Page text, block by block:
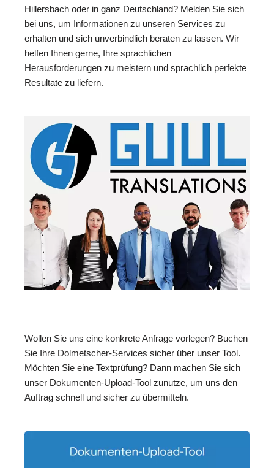
Hillersbach oder in ganz Deutschland? Melden Sie sich
bei uns, um Informationen zu unseren Services zu
erhalten und sich unverbindlich beraten zu lassen. Wir
helfen Ihnen gerne, Ihre sprachlichen
Herausforderungen zu meistern und sprachlich perfekte
Resultate zu liefern.
Wollen Sie uns eine konkrete Anfrage vorlegen? Buchen
Sie Ihre Dolmetscher-Services sicher über unser Tool.
Möchten Sie eine Textprüfung? Dann machen Sie sich
unser Dokumenten-Upload-Tool zunutze, um uns den
Auftrag schnell und sicher zu übermitteln.